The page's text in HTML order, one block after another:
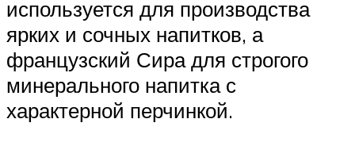
используется для производства
ярких и сочных напитков, а
французский Сира для строгого
минерального напитка с
характерной перчинкой.